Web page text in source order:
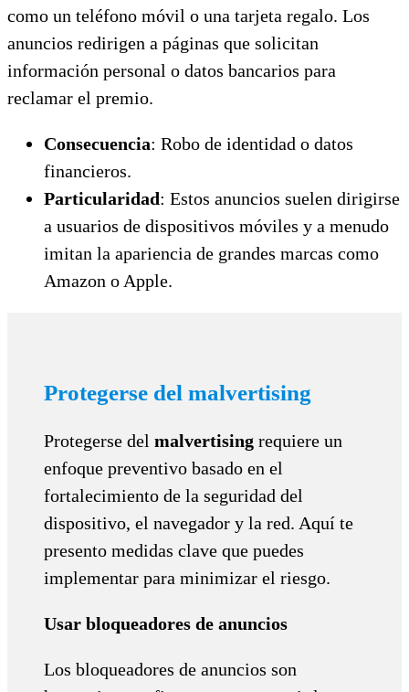
como un teléfono móvil o una tarjeta regalo. Los
anuncios redirigen a páginas que solicitan
información personal o datos bancarios para
reclamar el premio.
Consecuencia: Robo de identidad o datos
financieros.
Particularidad: Estos anuncios suelen dirigirse
a usuarios de dispositivos móviles y a menudo
imitan la apariencia de grandes marcas como
Amazon o Apple.
Protegerse del malvertising
Protegerse del malvertising requiere un
enfoque preventivo basado en el
fortalecimiento de la seguridad del
dispositivo, el navegador y la red. Aquí te
presento medidas clave que puedes
implementar para minimizar el riesgo.
Usar bloqueadores de anuncios
Los bloqueadores de anuncios son